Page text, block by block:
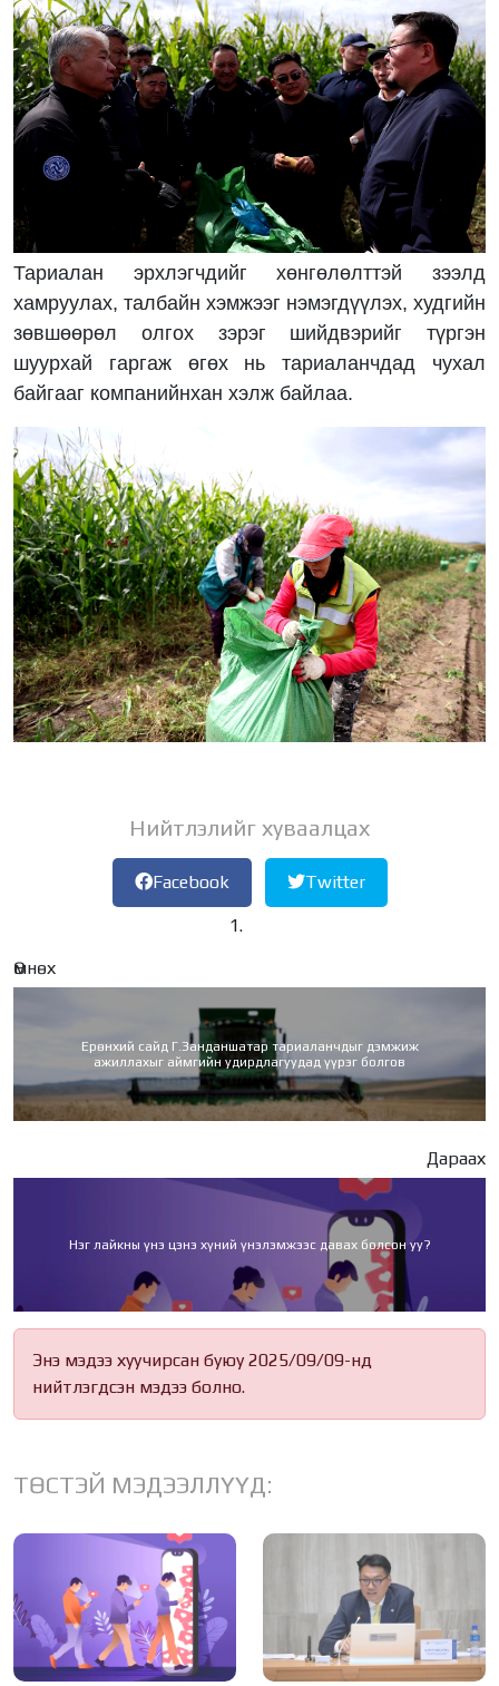
Тариалан эрхлэгчдийг хөнгөлөлттэй зээлд
хамруулах, талбайн хэмжээг нэмэгдүүлэх, худгийн
зөвшөөрөл олгох зэрэг шийдвэрийг түргэн
шуурхай гаргаж өгөх нь тариаланчдад чухал
байгааг компанийнхан хэлж байлаа.
Нийтлэлийг хуваалцах
Facebook Twitter
Өмнөх
Ерөнхий сайд Г.Занданшатар тариаланчдыг дэмжиж
ажиллахыг аймгийн удирдлагуудад үүрэг болгов
Дараах
Нэг лайкны үнэ цэнэ хүний үнэлэмжээс давах болсон уу?
Энэ мэдээ хуучирсан буюу 2025/09/09-нд
нийтлэгдсэн мэдээ болно.
ТӨСТЭЙ МЭДЭЭЛЛҮҮД: